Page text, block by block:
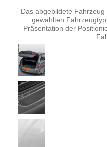
Das abgebildete
gewählten
Präsentation der